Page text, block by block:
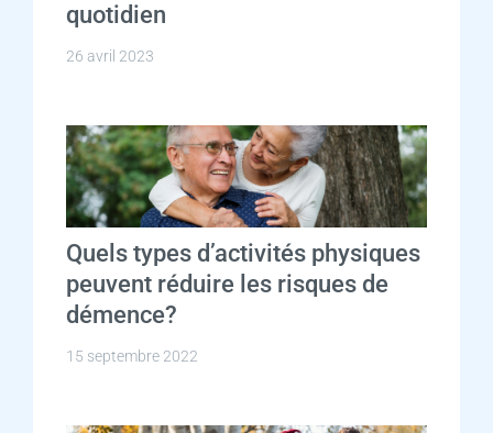
quotidien
26 avril 2023
Quels types d’activités physiques
peuvent réduire les risques de
démence?
15 septembre 2022